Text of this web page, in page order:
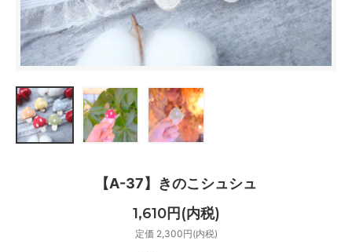
【A-37】きのこシュシュ
1,610円(内税)
定価 2,300円(内税)